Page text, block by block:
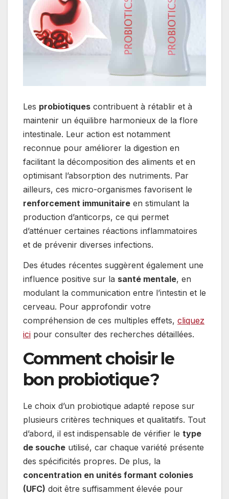
Les probiotiques contribuent à rétablir et à
maintenir un équilibre harmonieux de la flore
intestinale. Leur action est notamment
reconnue pour améliorer la digestion en
facilitant la décomposition des aliments et en
optimisant l’absorption des nutriments. Par
ailleurs, ces micro-organismes favorisent le
renforcement immunitaire en stimulant la
production d’anticorps, ce qui permet
d’atténuer certaines réactions inflammatoires
et de prévenir diverses infections.
Des études récentes suggèrent également une
influence positive sur la santé mentale, en
modulant la communication entre l’intestin et le
cerveau. Pour approfondir votre
compréhension de ces multiples effets, cliquez
ici pour consulter des recherches détaillées.
Comment choisir le
bon probiotique ?
Le choix d’un probiotique adapté repose sur
plusieurs critères techniques et qualitatifs. Tout
d’abord, il est indispensable de vérifier le type
de souche utilisé, car chaque variété présente
des spécificités propres. De plus, la
concentration en unités formant colonies
(UFC) doit être suffisamment élevée pour